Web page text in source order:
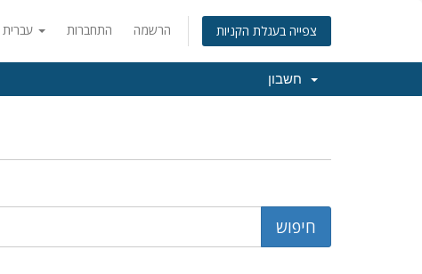
התחברות הרשמה צפייה בעגלת הקניות